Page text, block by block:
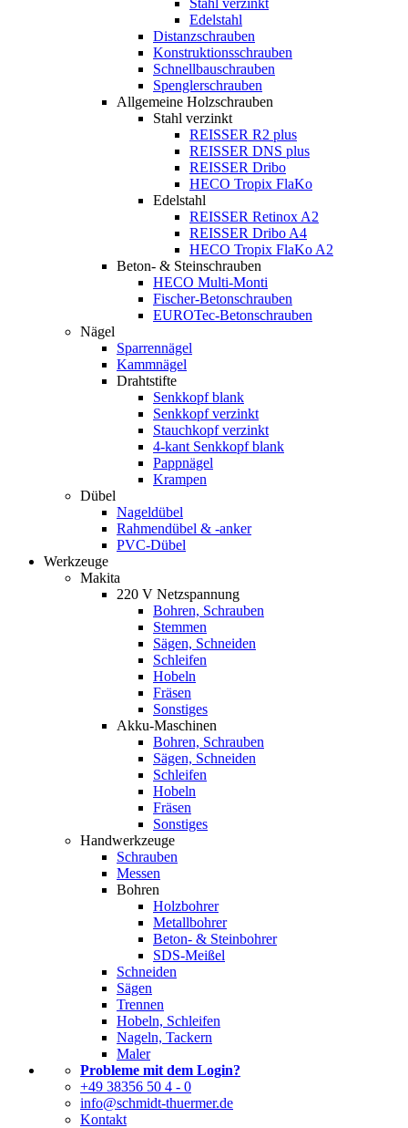
Stahl verzinkt
Edelstahl
Distanzschrauben
Konstruktionsschrauben
Schnellbauschrauben
Spenglerschrauben
Allgemeine Holzschrauben
Stahl verzinkt
REISSER R2 plus
REISSER DNS plus
REISSER Dribo
HECO Tropix FlaKo
Edelstahl
REISSER Retinox A2
REISSER Dribo A4
HECO Tropix FlaKo A2
Beton- & Steinschrauben
HECO Multi-Monti
Fischer-Betonschrauben
EUROTec-Betonschrauben
Nägel
Sparrennägel
Kammnägel
Drahtstifte
Senkkopf blank
Senkkopf verzinkt
Stauchkopf verzinkt
4-kant Senkkopf blank
Pappnägel
Krampen
Dübel
Nageldübel
Rahmendübel & -anker
PVC-Dübel
Werkzeuge
Makita
220 V Netzspannung
Bohren, Schrauben
Stemmen
Sägen, Schneiden
Schleifen
Hobeln
Fräsen
Sonstiges
Akku-Maschinen
Bohren, Schrauben
Sägen, Schneiden
Schleifen
Hobeln
Fräsen
Sonstiges
Handwerkzeuge
Schrauben
Messen
Bohren
Holzbohrer
Metallbohrer
Beton- & Steinbohrer
SDS-Meißel
Schneiden
Sägen
Trennen
Hobeln, Schleifen
Nageln, Tackern
Maler
Probleme mit dem Login?
+49 38356 50 4 - 0
info@schmidt-thuermer.de
Kontakt